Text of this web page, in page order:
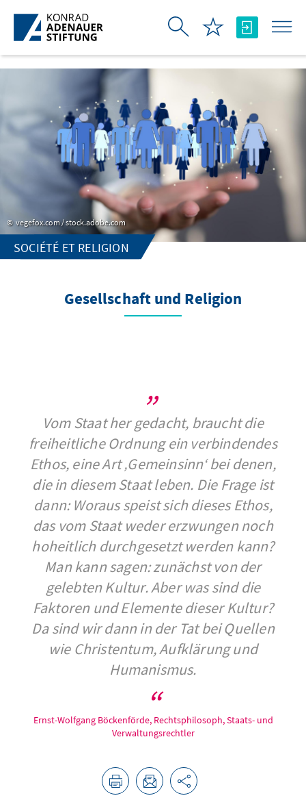
Saut au contenu principal
vegefox.com / stock.adobe.com
SOCIÉTÉ ET RELIGION
Gesellschaft und Religion
Vom Staat her gedacht, braucht die
freiheitliche Ordnung ein verbindendes
Ethos, eine Art ‚Gemeinsinn‘ bei denen,
die in diesem Staat leben. Die Frage ist
dann: Woraus speist sich dieses Ethos,
das vom Staat weder erzwungen noch
hoheitlich durchgesetzt werden kann?
Man kann sagen: zunächst von der
gelebten Kultur. Aber was sind die
Faktoren und Elemente dieser Kultur?
Da sind wir dann in der Tat bei Quellen
wie Christentum, Aufklärung und
Humanismus.
Ernst-Wolfgang Böckenförde, Rechtsphilosoph, Staats- und
Verwaltungsrechtler